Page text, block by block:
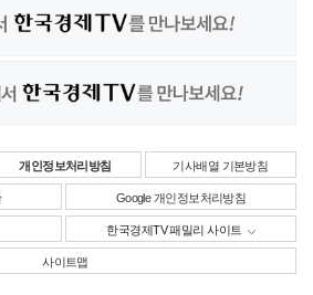
개인정보처리방침 기사배열 기본방침
Google 개인정보처리방침
한국경제TV 패밀리 사이트
사이트맵